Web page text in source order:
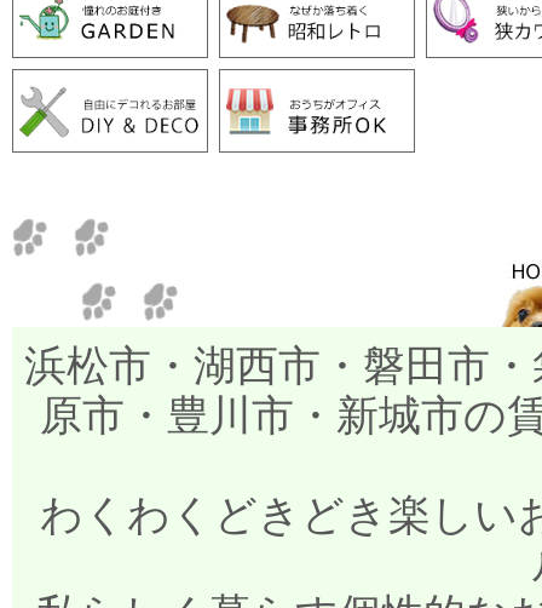
浜松市・湖西市・磐田市
原市・豊川市・新城市の
わくわくどきどき楽し